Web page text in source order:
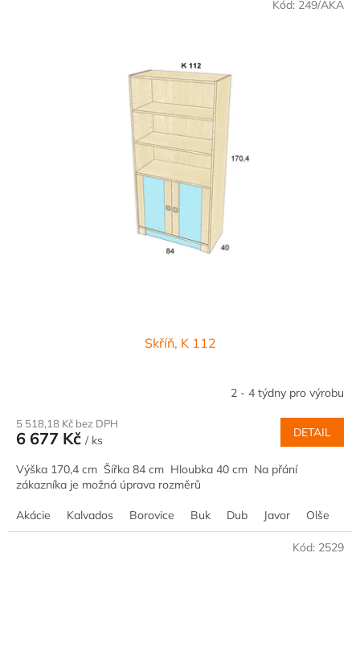
Skříň, K 112
2 - 4 týdny pro výrobu
5 518,18 Kč bez DPH
6 677 Kč / ks
DETAIL
Výška 170,4 cm Šířka 84 cm Hloubka 40 cm Na přání
zákazníka je možná úprava rozměrů
Akácie Kalvados Borovice Buk Dub Javor Olše
Kód: 249/AKA
Kód: 2529